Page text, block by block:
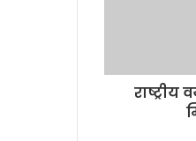
राष्ट्रीय